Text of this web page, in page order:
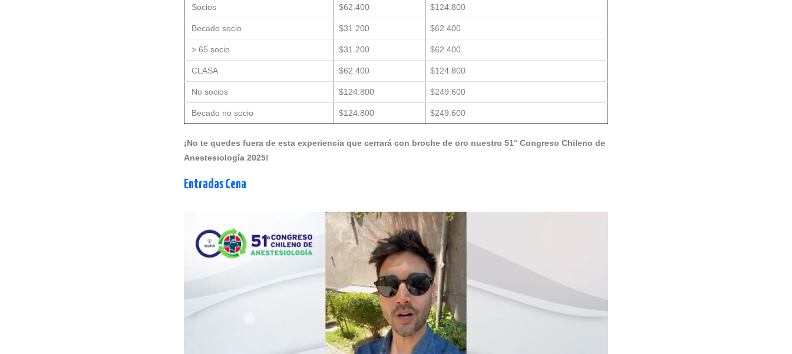
Socios $62.400 $124.800
Becado socio $31.200 $62.400
> 65 socio $31.200 $62.400
CLASA $62.400 $124.800
No socios $124.800 $249.600
Becado no socio $124.800 $249.600
¡No te quedes fuera de esta experiencia que cerrará con broche de oro nuestro 51° Congreso Chileno de
Anestesiología 2025!
Entradas Cena